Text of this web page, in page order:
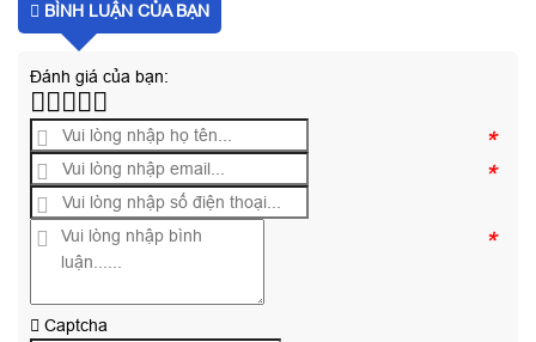
BÌNH LUẬN CỦA BẠN
Đánh giá của bạn:
*
*
*
Captcha